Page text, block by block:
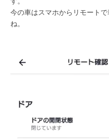
今の車はスマホからリモート
ね。